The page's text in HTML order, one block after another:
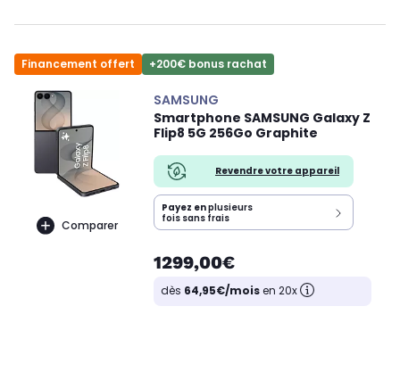
Financement offert +200€ bonus rachat
Comparer
SAMSUNG
Smartphone SAMSUNG Galaxy Z
Flip8 5G 256Go Graphite
Revendre votre appareil
Payez enplusieurs
fois sans frais
1299,00€
dès 64,95€/moisen 20x